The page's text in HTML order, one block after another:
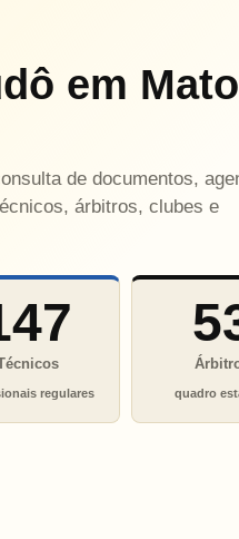
em Mato
de documentos,
árbitros, clubes e
regulares quadro